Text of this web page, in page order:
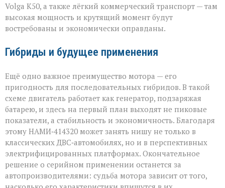
Volga К50, а также лёгкий коммерческий транспорт — там
высокая мощность и крутящий момент будут
востребованы и экономически оправданы.
Гибриды и будущее применения
Ещё одно важное преимущество мотора — его
пригодность для последовательных гибридов. В такой
схеме двигатель работает как генератор, подзаряжая
батарею, и здесь на первый план выходят не пиковые
показатели, а стабильность и экономичность. Благодаря
этому НАМИ‑414320 может занять нишу не только в
классических ДВС‑автомобилях, но и в перспективных
электрифицированных платформах. Окончательное
решение о серийном применении останется за
автопроизводителями: судьба мотора зависит от того,